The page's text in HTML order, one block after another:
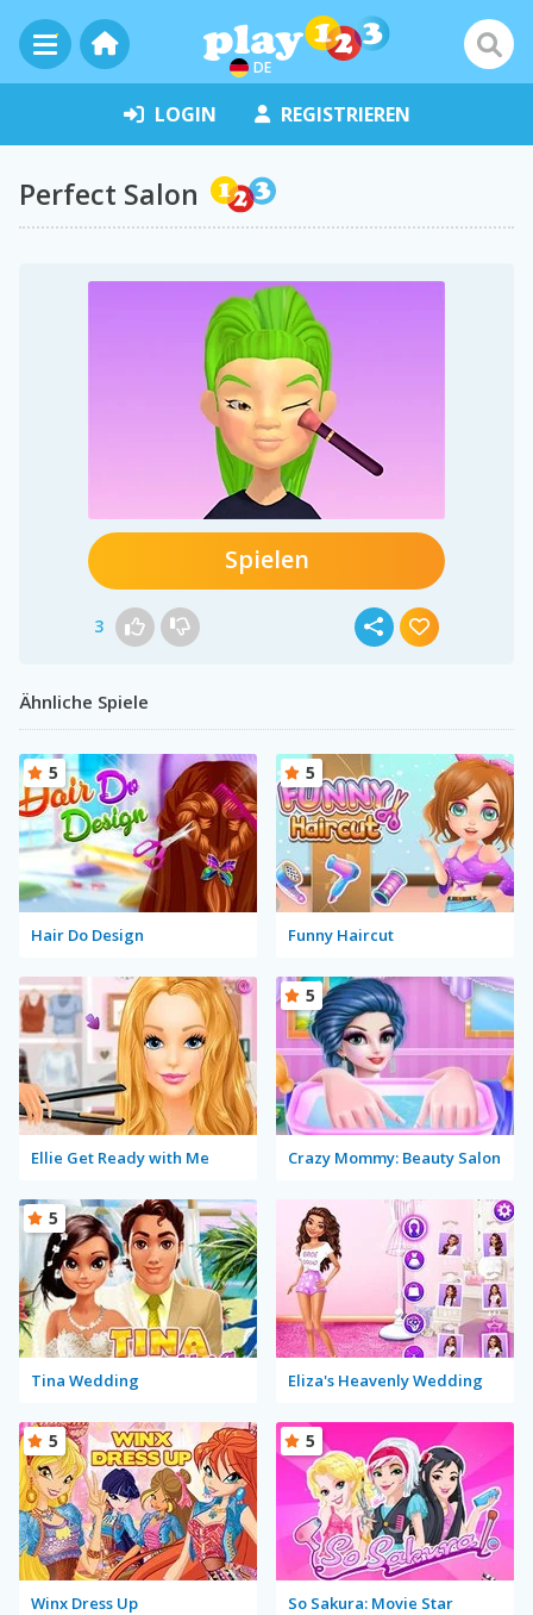
DE
LOGIN REGISTRIEREN
Perfect Salon
Spielen
3
Ähnliche Spiele
Hair Do Design
5
Funny Haircut
5
Ellie Get Ready with Me Crazy Mommy: Beauty Salon
5
Tina Wedding
5
Eliza's Heavenly Wedding
Winx Dress Up
5
So Sakura: Movie Star
5